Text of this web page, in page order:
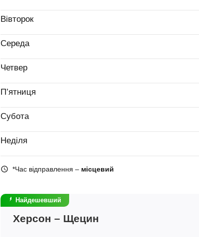
Вівторок
Середа
Четвер
П’ятниця
Субота
Неділя
*Час відправлення – місцевий
Найдешевший
Херсон – Щецин